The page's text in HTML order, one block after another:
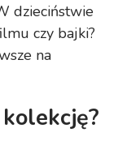
dzieciństwie
czy bajki?
na